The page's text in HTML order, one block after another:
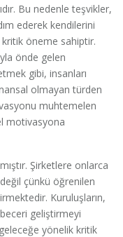
Bu nedenle teşvikler,
ederek kendilerini
öneme sahiptir.
önde gelen
gibi, insanları
olmayan türden
muhtemelen
motivasyona
Şirketlere onlarca
çünkü öğrenilen
Kuruluşların,
geliştirmeyi
yönelik kritik